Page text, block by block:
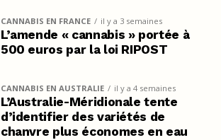
CANNABIS EN FRANCE il y a 3 semaines
L’amende « cannabis » portée à
500 euros par la loi RIPOST
CANNABIS EN AUSTRALIE il y a 4 semaines
L’Australie-Méridionale tente
d’identifier des variétés de
chanvre plus économes en eau